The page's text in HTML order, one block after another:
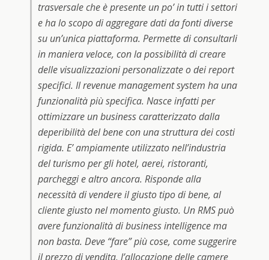
trasversale che è presente un po’ in tutti i settori
e ha lo scopo di aggregare dati da fonti diverse
su un’unica piattaforma. Permette di consultarli
in maniera veloce, con la possibilità di creare
delle visualizzazioni personalizzate o dei report
specifici. Il revenue management system ha una
funzionalità più specifica. Nasce infatti per
ottimizzare un business caratterizzato dalla
deperibilità del bene con una struttura dei costi
rigida. E’ ampiamente utilizzato nell’industria
del turismo per gli hotel, aerei, ristoranti,
parcheggi e altro ancora. Risponde alla
necessità di vendere il giusto tipo di bene, al
cliente giusto nel momento giusto. Un RMS può
avere funzionalità di business intelligence ma
non basta. Deve “fare” più cose, come suggerire
il prezzo di vendita, l’allocazione delle camere